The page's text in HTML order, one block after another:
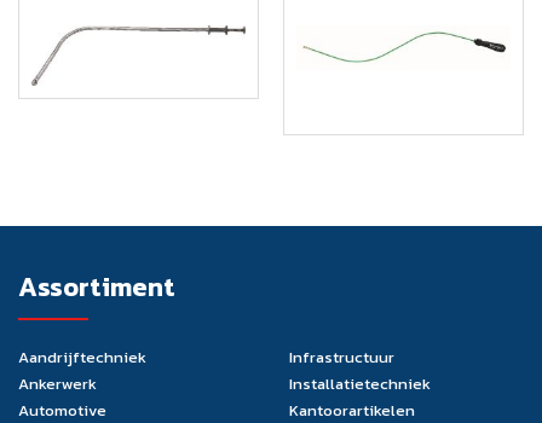
Assortiment
Aandrijftechniek
Ankerwerk
Automotive
Infrastructuur
Installatietechniek
Kantoorartikelen